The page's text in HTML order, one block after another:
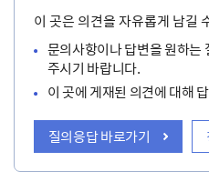
이 곳은 의견을 자유롭게 남길
문의사항이나 답변을 원하는
주시기 바랍니다.
이 곳에 게재된 의견에 대해
질의응답 바로가기